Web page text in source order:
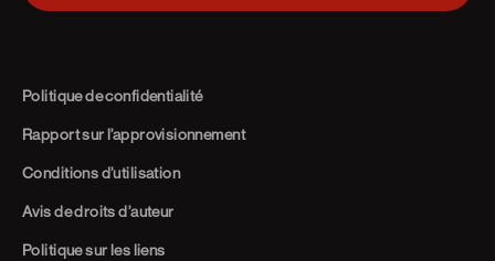
Politique de confidentialité
Rapport sur l’approvisionnement
Conditions d’utilisation
Avis de droits d’auteur
Politique sur les liens